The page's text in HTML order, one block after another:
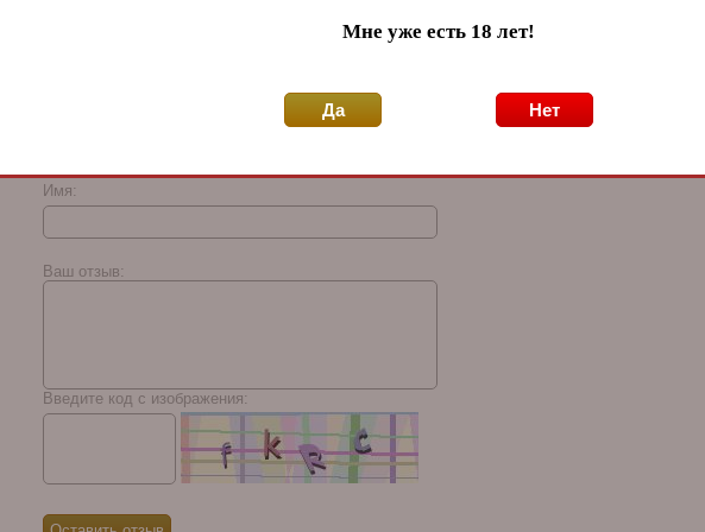
Имя:
Ваш отзыв:
Введите код с изображения:
Мне уже есть 18 лет!
Да Нет